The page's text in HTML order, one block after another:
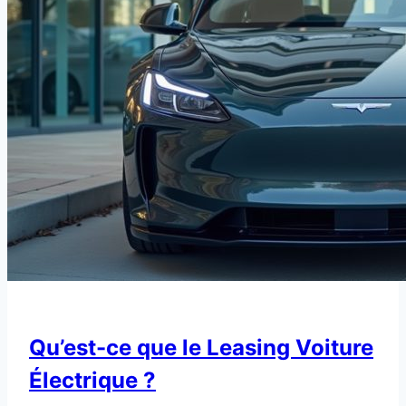
Qu’est-ce que le Leasing Voiture
Électrique ?